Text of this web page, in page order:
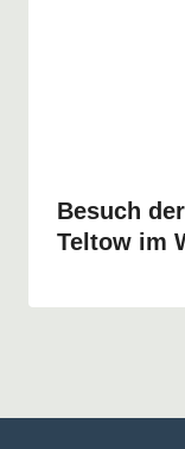
Besuch
Teltow im